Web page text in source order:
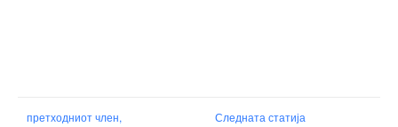
претходниот член, Следната статија